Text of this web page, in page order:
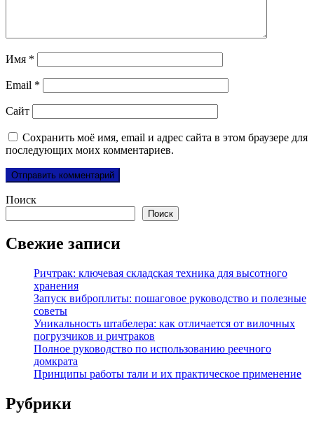
Имя *
Email *
Сайт
Сохранить моё имя, email и адрес сайта в этом браузере для
последующих моих комментариев.
Поиск
Поиск
Свежие записи
Ричтрак: ключевая складская техника для высотного
хранения
Запуск виброплиты: пошаговое руководство и полезные
советы
Уникальность штабелера: как отличается от вилочных
погрузчиков и ричтраков
Полное руководство по использованию реечного
домкрата
Принципы работы тали и их практическое применение
Рубрики